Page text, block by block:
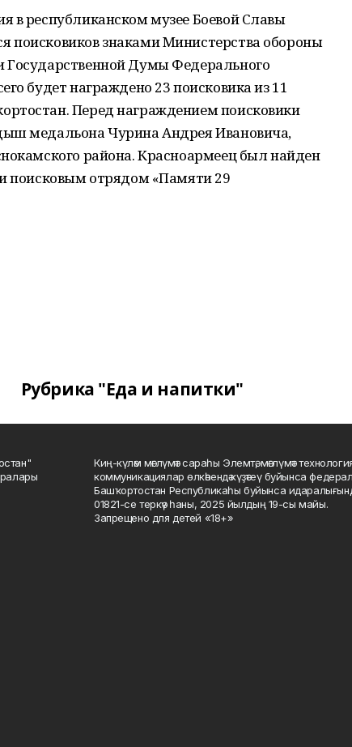
в республиканском музее Боевой Славы
поисковиков знаками Министерства обороны
Думы Федерального
будет награждено 23 поисковика из 11
Перед награждением поисковики
медальона Чурина Андрея Ивановича,
района. Красноармеец был найден
поисковым отрядом «Памяти 29
Рубрика "Еда и напитки"
Киң-күләм мәғлүмәт сараһы Элемтә, мәғлүмәт
коммуникациялар өлкәһендә күҙәтеү буйынса
Башҡортостан Республикаһы буйынса
01821-се теркәү һаны, 2025 йылдың 19-сы майы.
Запрещено для детей «18+»